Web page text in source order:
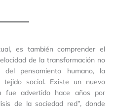
es también comprender el
de la transformación no
pensamiento humano, la
social. Existe un nuevo
fue advertido hace años por
de la sociedad red”, donde